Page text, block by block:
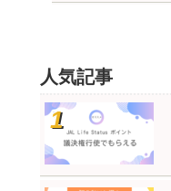
人気記事